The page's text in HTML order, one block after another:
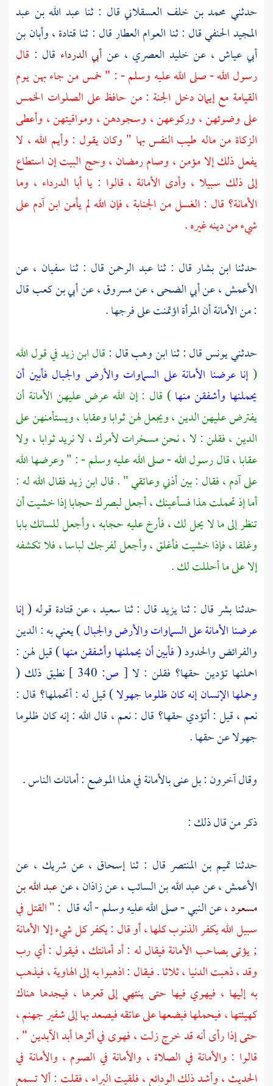
حدثني محمد بن خلف العسقلاني قال : ثنا عبد الله بن عبد
المجيد الحنفيقال : ثنا العوام العطارقال : ثناقتادة ،وأبان بن
أبي عياش ، عن خليد العصري ،عن أبي الدرداء قال : قال
رسول الله - صلى الله عليه وسلم - : " خمس من جاء بهن يوم
القيامة مع إيمان دخل الجنة : من حافظ على الصلوات الخمس
على وضوئهن ، وركوعهن ، وسجودهن ، ومواقيتهن ، وأعطى
الزكاة من ماله طيب النفس بها " وكان يقول : وأيم الله ، لا
يفعل ذلك إلا مؤمن ، وصام رمضان ، وحج البيت إن استطاع
إلى ذلك سبيلا ، وأدى الأمانة ، قالوا : يا أبا الدرداء ، وما
الأمانة؟ قال : الغسل من الجنابة ، فإن الله لم يأمن ابن آدم على
شيء من دينه غيره .
حدثنا ابن بشار قال : ثناعبد الرحمن قال : ثنا سفيان ، عن
الأعمش ،عنأبي الضحى ،عنمسروق ،عنأبي بن كعبقال
: من الأمانة أن المرأة اؤتمنت على فرجها .
حدثنييونسقال : ثناابن وهبقال :قالابن زيدفي قول الله
(إنا عرضنا الأمانة على السماوات والأرض والجبال فأبين أن
يحملنها وأشفقن منها) قال : إن الله عرض عليهن الأمانة أن
يفترض عليهن الدين ، ويجعل لهن ثوابا وعقابا ، ويستأمنهن على
الدين ، فقلن : لا ، نحن مسخرات لأمرك ، لا نريد ثوابا ، ولا
عقابا ، قال رسول الله - صلى الله عليه وسلم - : " وعرضها الله
علىآدم ،فقال : بين أذني وعاتقي " . قالابن زيدفقال الله له :
أما إذ تحملت هذا فسأعينك ، أجعل لبصرك حجابا إذا خشيت أن
تنظر إلى ما لا يحل لك ، فأرخ عليه حجابه ، وأجعل للسانك بابا
وغلقا ، فإذا خشيت فأغلق ، وأجعل لفرجك لباسا ، فلا تكشفه
إلا على ما أحللت لك .
حدثنابشرقال : ثنايزيدقال : ثنا سعيد ،عنقتادة قوله (إنا
عرضنا الأمانة على السماوات والأرض والجبال) يعني به : الدين
والفرائض والحدود (فأبين أن يحملنها وأشفقن منها) قيل لهن :
احملنها تؤدين حقها؟ فقلن : لا [ ص:
نطيق ذلك (
وحملها الإنسان إنه كان ظلوما جهولا) قيل له : أتحملها؟ قال :
نعم ، قيل : أتؤدي حقها؟ قال : نعم ، قال الله : إنه كان ظلوما
جهولا عن حقها .
وقال آخرون : بل عنى بالأمانة في هذا الموضع : أمانات الناس .
ذكر من قال ذلك :
حدثناتميم بن المنتصر قال : ثناإسحاق ،عنشريك ، عن
الأعمش ،عنعبد الله بن السائب ،عنزاذان ،عنعبد الله بن
مسعود ،عن النبي - صلى الله عليه وسلم - أنه قال ‌ :" القتل في
سبيل الله يكفر الذنوب كلها ، أو قال : يكفر كل شيء إلا الأمانة
; يؤتى بصاحب الأمانة فيقال له : أد أمانتك ، فيقول : أي رب
وقد ، ذهبت الدنيا ، ثلاثا . فيقال : اذهبوا به إلى الهاوية ، فيذهب
به إليها ، فيهوي فيها حتى ينتهي إلى قعرها ، فيجدها هناك
كهيئتها ، فيحملها فيضعها على عاتقه فيصعد بها إلى شفير جهنم ،
حتى إذا رأى أنه قد خرج زلت ، فهوى في أثرها أبد الآبدين " .
قالوا : والأمانة في الصلاة ، والأمانة في الصوم ، والأمانة في
الحديث ، وأشد ذلك الودائع ، فلقيت البراء ، فقلت : ألا تسمع